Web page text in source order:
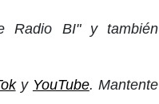
Radio BI" y también
y YouTube. Mantente